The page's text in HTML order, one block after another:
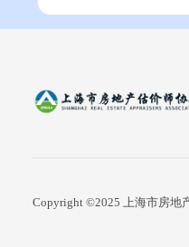
Copyright ©2025 上海市房地